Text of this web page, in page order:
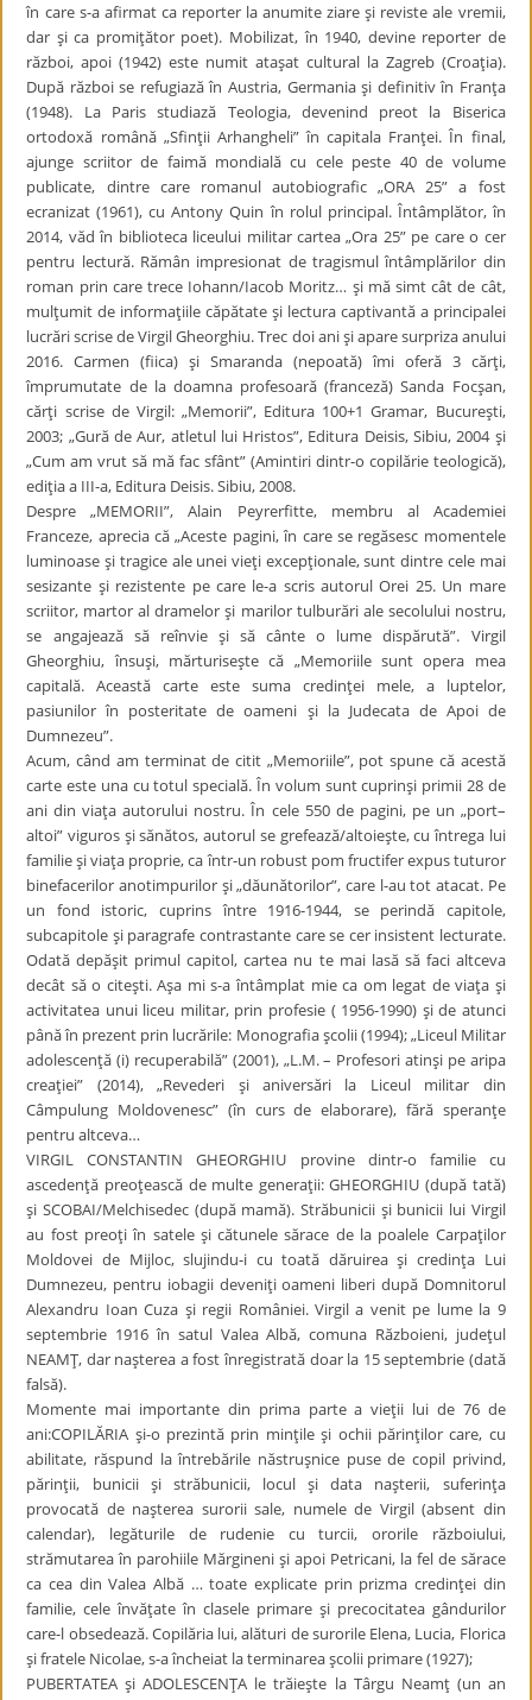
în care s-a afirmat ca reporter la anumite ziare şi reviste ale vremii,
dar şi ca promiţător poet). Mobilizat, în 1940, devine reporter de
război, apoi (1942) este numit ataşat cultural la Zagreb (Croaţia).
După război se refugiază în Austria, Germania şi definitiv în Franţa
(1948). La Paris studiază Teologia, devenind preot la Biserica
ortodoxă română „Sfinţii Arhangheli” în capitala Franţei. În final,
ajunge scriitor de faimă mondială cu cele peste 40 de volume
publicate, dintre care romanul autobiografic „ORA 25” a fost
ecranizat (1961), cu Antony Quin în rolul principal. Întâmplător, în
2014, văd în biblioteca liceului militar cartea „Ora 25” pe care o cer
pentru lectură. Rămân impresionat de tragismul întâmplărilor din
roman prin care trece Iohann/Iacob Moritz… şi mă simt cât de cât,
mulţumit de informaţiile căpătate şi lectura captivantă a principalei
lucrări scrise de Virgil Gheorghiu. Trec doi ani şi apare surpriza anului
2016. Carmen (fiica) şi Smaranda (nepoată) îmi oferă 3 cărţi,
împrumutate de la doamna profesoară (franceză) Sanda Focşan,
cărţi scrise de Virgil: „Memorii”, Editura 100+1 Gramar, Bucureşti,
2003; „Gură de Aur, atletul lui Hristos”, Editura Deisis, Sibiu, 2004 şi
„Cum am vrut să mă fac sfânt” (Amintiri dintr-o copilărie teologică),
ediţia a III-a, Editura Deisis. Sibiu, 2008.
Despre „MEMORII”, Alain Peyrerfitte, membru al Academiei
Franceze, aprecia că „Aceste pagini, în care se regăsesc momentele
luminoase şi tragice ale unei vieţi excepţionale, sunt dintre cele mai
sesizante şi rezistente pe care le-a scris autorul Orei 25. Un mare
scriitor, martor al dramelor şi marilor tulburări ale secolului nostru,
se angajează să reînvie şi să cânte o lume dispărută”. Virgil
Gheorghiu, însuşi, mărturiseşte că „Memoriile sunt opera mea
capitală. Această carte este suma credinţei mele, a luptelor,
pasiunilor în posteritate de oameni şi la Judecata de Apoi de
Dumnezeu”.
Acum, când am terminat de citit „Memoriile”, pot spune că acestă
carte este una cu totul specială. În volum sunt cuprinşi primii 28 de
ani din viaţa autorului nostru. În cele 550 de pagini, pe un „port–
altoi” viguros şi sănătos, autorul se grefează/altoieşte, cu întrega lui
familie şi viaţa proprie, ca într-un robust pom fructifer expus tuturor
binefacerilor anotimpurilor şi „dăunătorilor”, care l-au tot atacat. Pe
un fond istoric, cuprins între 1916-1944, se perindă capitole,
subcapitole şi paragrafe contrastante care se cer insistent lecturate.
Odată depăşit primul capitol, cartea nu te mai lasă să faci altceva
decât să o citeşti. Aşa mi s-a întâmplat mie ca om legat de viaţa şi
activitatea unui liceu militar, prin profesie ( 1956-1990) şi de atunci
până în prezent prin lucrările: Monografia şcolii (1994); „Liceul Militar
adolescenţă (i) recuperabilă” (2001), „L.M. – Profesori atinşi pe aripa
creaţiei” (2014), „Revederi şi aniversări la Liceul militar din
Câmpulung Moldovenesc” (în curs de elaborare), fără speranţe
pentru altceva…
VIRGIL CONSTANTIN GHEORGHIU provine dintr-o familie cu
ascedenţă preoţească de multe generaţii: GHEORGHIU (după tată)
şi SCOBAI/Melchisedec (după mamă). Străbunicii şi bunicii lui Virgil
au fost preoţi în satele şi cătunele sărace de la poalele Carpaţilor
Moldovei de Mijloc, slujindu-i cu toată dăruirea şi credinţa Lui
Dumnezeu, pentru iobagii deveniţi oameni liberi după Domnitorul
Alexandru Ioan Cuza şi regii României. Virgil a venit pe lume la 9
septembrie 1916 în satul Valea Albă, comuna Războieni, judeţul
NEAMŢ, dar naşterea a fost înregistrată doar la 15 septembrie (dată
falsă).
Momente mai importante din prima parte a vieţii lui de 76 de
ani:COPILĂRIA şi-o prezintă prin minţile şi ochii părinţilor care, cu
abilitate, răspund la întrebările năstruşnice puse de copil privind,
părinţii, bunicii şi străbunicii, locul şi data naşterii, suferinţa
provocată de naşterea surorii sale, numele de Virgil (absent din
calendar), legăturile de rudenie cu turcii, ororile războiului,
strămutarea în parohiile Mărgineni şi apoi Petricani, la fel de sărace
ca cea din Valea Albă … toate explicate prin prizma credinţei din
familie, cele învăţate în clasele primare şi precocitatea gândurilor
care-l obsedează. Copilăria lui, alături de surorile Elena, Lucia, Florica
şi fratele Nicolae, s-a încheiat la terminarea şcolii primare (1927);
PUBERTATEA şi ADOLESCENŢA le trăieşte la Târgu Neamţ (un an